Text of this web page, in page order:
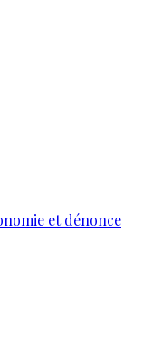
et dénonce